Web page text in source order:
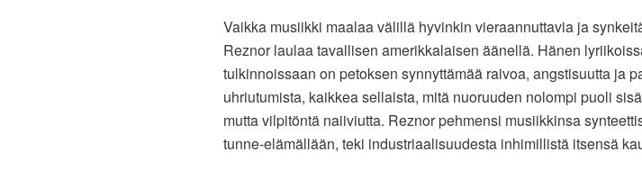
Vaikka musiikki maalaa välillä hyvinkin vieraannuttavia ja
Reznor laulaa tavallisen amerikkalaisen äänellä. Hänen
tulkinnoissaan on petoksen synnyttämää raivoa, angstisuutta ja
uhriutumista, kaikkea sellaista, mitä nuoruuden nolompi puoli
mutta vilpitöntä naiiviutta. Reznor pehmensi musiikkinsa
tunne-elämällään, teki industriaalisuudesta inhimillistä itsensä